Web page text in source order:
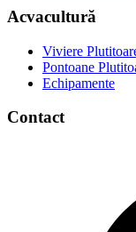
Acvacultură
Viviere
Pontoane
Echipamente
Contact